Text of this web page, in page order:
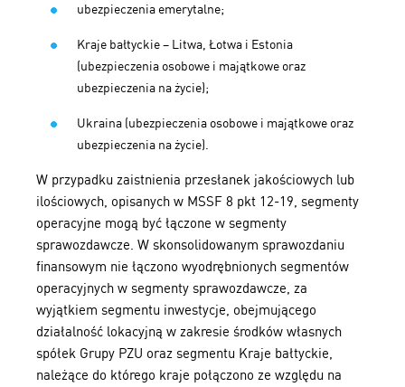
ubezpieczenia emerytalne;
Kraje bałtyckie – Litwa, Łotwa i Estonia
(ubezpieczenia osobowe i majątkowe oraz
ubezpieczenia na życie);
Ukraina (ubezpieczenia osobowe i majątkowe oraz
ubezpieczenia na życie).
W przypadku zaistnienia przesłanek jakościowych lub
ilościowych, opisanych w MSSF 8 pkt 12-19, segmenty
operacyjne mogą być łączone w segmenty
sprawozdawcze. W skonsolidowanym sprawozdaniu
finansowym nie łączono wyodrębnionych segmentów
operacyjnych w segmenty sprawozdawcze, za
wyjątkiem segmentu inwestycje, obejmującego
działalność lokacyjną w zakresie środków własnych
spółek Grupy PZU oraz segmentu Kraje bałtyckie,
należące do którego kraje połączono ze względu na